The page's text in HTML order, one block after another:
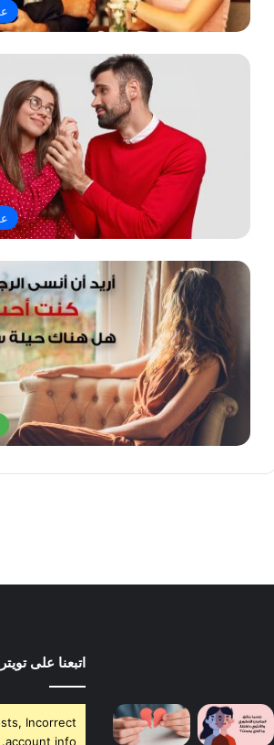
اتبعنا على تويتر
Incorrect
account info.